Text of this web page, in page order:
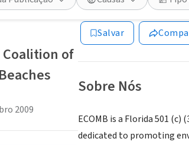
habilidades
ou
interesses
Salvar
Sobre Nós
ECOMB is a Florida 501
dedicated to promoting
of
2009